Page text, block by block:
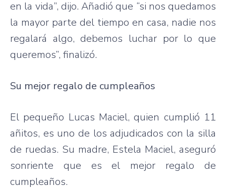
en la vida”, dijo. Añadió que “si nos quedamos
la mayor parte del tiempo en casa, nadie nos
regalará algo, debemos luchar por lo que
queremos”, finalizó.
Su mejor regalo de cumpleaños
El pequeño Lucas Maciel, quien cumplió 11
añitos, es uno de los adjudicados con la silla
de ruedas. Su madre, Estela Maciel, aseguró
sonriente que es el mejor regalo de
cumpleaños.